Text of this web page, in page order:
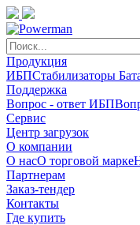
Продукция
ИБПСтабилизаторы
Поддержка
Вопрос - ответ ИБП
Сервис
Центр загрузок
О компании
О насО торговой марке
Партнерам
Заказ-тендер
Контакты
Где купить